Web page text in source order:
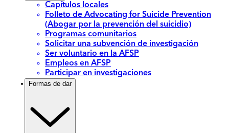
Capítulos locales
Folleto de Advocating for Suicide Prevention
(Abogar por la prevención del suicidio)
Programas comunitarios
Solicitar una subvención de investigación
Ser voluntario en la AFSP
Empleos en AFSP
Participar en investigaciones
Formas de dar